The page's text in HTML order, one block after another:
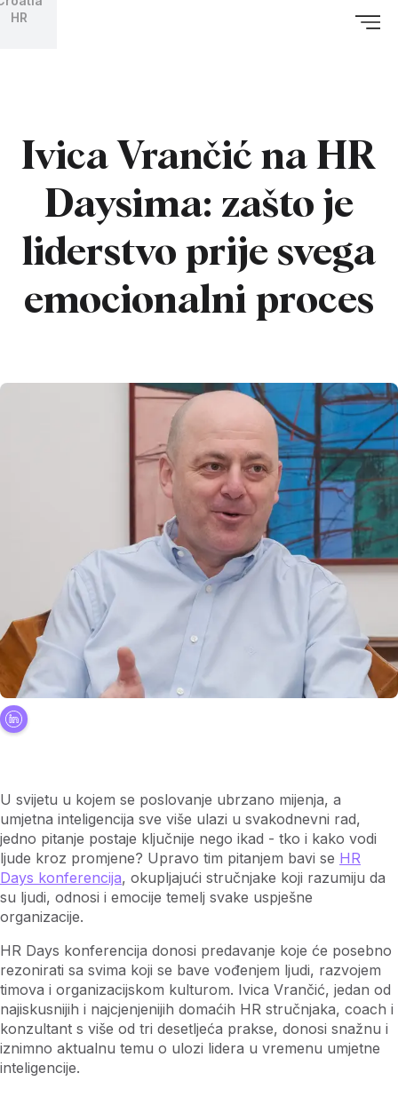
HR
Ivica Vrančić na HR
Daysima: zašto je
liderstvo prije svega
emocionalni proces
U svijetu u kojem se poslovanje ubrzano mijenja, a
umjetna inteligencija sve više ulazi u svakodnevni rad,
jedno pitanje postaje ključnije nego ikad - tko i kako vodi
ljude kroz promjene? Upravo tim pitanjem bavi se HR
Days konferencija, okupljajući stručnjake koji razumiju da
su ljudi, odnosi i emocije temelj svake uspješne
organizacije.
HR Days konferencija donosi predavanje koje će posebno
rezonirati sa svima koji se bave vođenjem ljudi, razvojem
timova i organizacijskom kulturom. Ivica Vrančić, jedan od
najiskusnijih i najcjenjenijih domaćih HR stručnjaka, coach i
konzultant s više od tri desetljeća prakse, donosi snažnu i
iznimno aktualnu temu o ulozi lidera u vremenu umjetne
inteligencije.